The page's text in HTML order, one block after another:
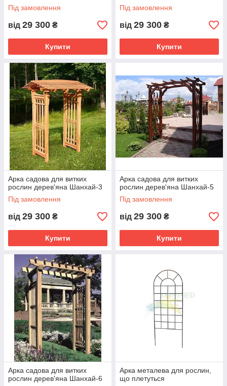
Під замовлення
від 29 300 ₴
Купити
Під замовлення
від 29 300 ₴
Купити
Арка садова для витких
рослин дерев'яна Шанхай-3
Під замовлення
від 29 300 ₴
Купити
Арка садова для витких
рослин дерев'яна Шанхай-5
Під замовлення
від 29 300 ₴
Купити
Арка садова для витких
рослин дерев'яна Шанхай-6
Арка металева для рослин,
що плетуться